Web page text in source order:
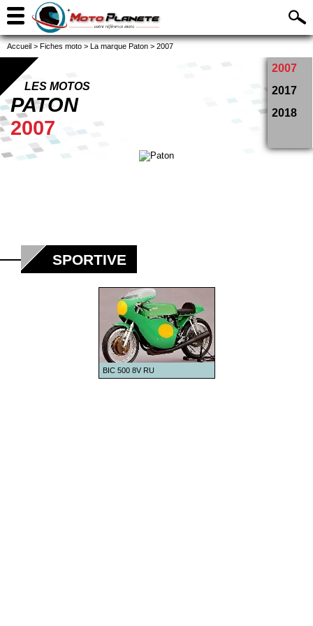
Accueil > Fiches moto > La marque Paton > 2007
2007
2017
2018
LES MOTOS
PATON
2007
SPORTIVE
BIC 500 8V RU